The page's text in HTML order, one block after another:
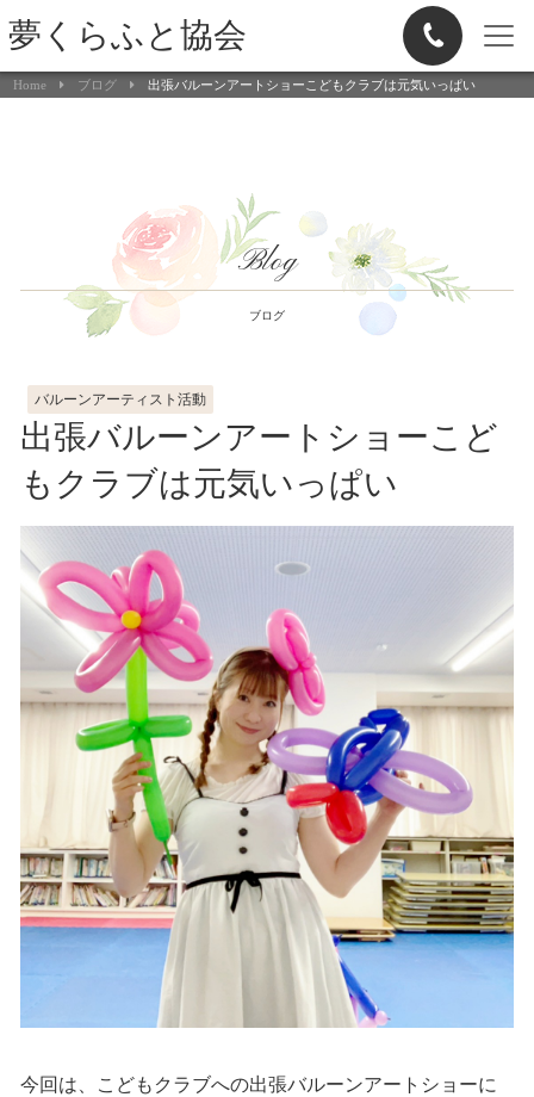
夢くらふと協会
Home ブログ 出張バルーンアートショーこどもクラブは元気いっぱい
Blog
ブログ
バルーンアーティスト活動
出張バルーンアートショーこど
もクラブは元気いっぱい
今回は、こどもクラブへの出張バルーンアートショーに